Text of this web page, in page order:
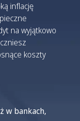
inflację
na wyjątkowo
koszty
w bankach,